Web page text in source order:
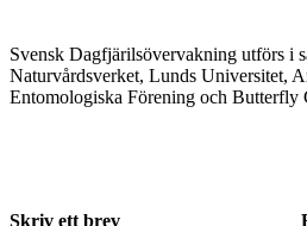
Svensk Dagfjärilsövervakning utförs i
Naturvårdsverket, Lunds Universitet,
Entomologiska Förening och Butterfly
Skriv ett brev